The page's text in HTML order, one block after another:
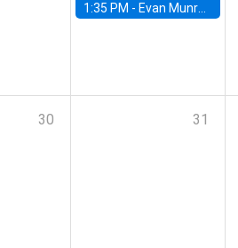
1:35 PM - Evan Munro, Neyman Visiting Assistant Professor in the Department of Statistics at UC Berkeley
30 31